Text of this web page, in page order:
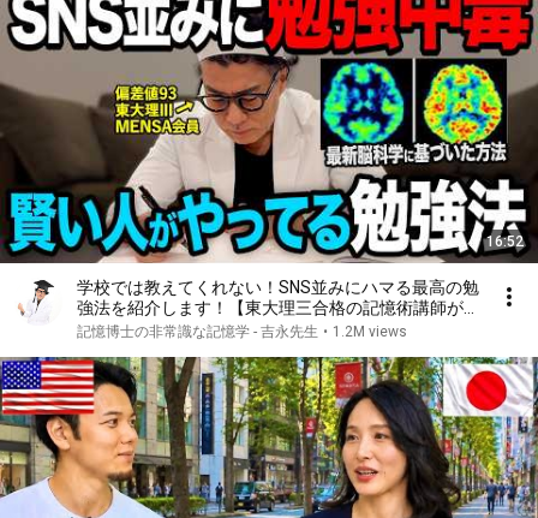
16:52
学校では教えてくれない！SNS並みにハマる最高の勉
強法を紹介します！【東大理三合格の記憶術講師が解
説】
記憶博士の非常識な記憶学 - 吉永先生 • 1.2M views